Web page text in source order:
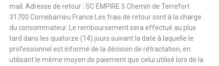
mail. Adresse de retour : SC EMPIRE 5 Chemin de Terrefort
31700 Cornebarrieu France Les frais de retour sont à la charge
du consommateur. Le remboursement sera effectué au plus
tard dans les quatorze (14) jours suivant la date à laquelle le
professionnel est informé de la décision de rétractation, en
utilisant le même moyen de paiement que celui utilisé lors de la